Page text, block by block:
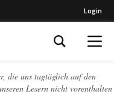
Login
die uns tagtäglich auf den
Lesern nicht vorenthalten